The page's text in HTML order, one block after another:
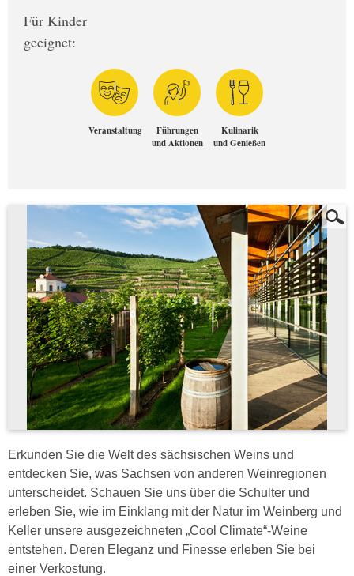
Für Kinder
geeignet:
Veranstaltung
Führungen
und Aktionen
Kulinarik
und Genießen
Erkunden Sie die Welt des sächsischen Weins und
entdecken Sie, was Sachsen von anderen Weinregionen
unterscheidet. Schauen Sie uns über die Schulter und
erleben Sie, wie im Einklang mit der Natur im Weinberg und
Keller unsere ausgezeichneten „Cool Climate“-Weine
entstehen. Deren Eleganz und Finesse erleben Sie bei
einer Verkostung.